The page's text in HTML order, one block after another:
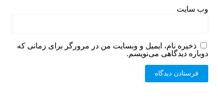
وب‌ سایت
ذخیره نام، ایمیل و وبسایت من در مرورگر برای زمانی که
دوباره دیدگاهی می‌نویسم.